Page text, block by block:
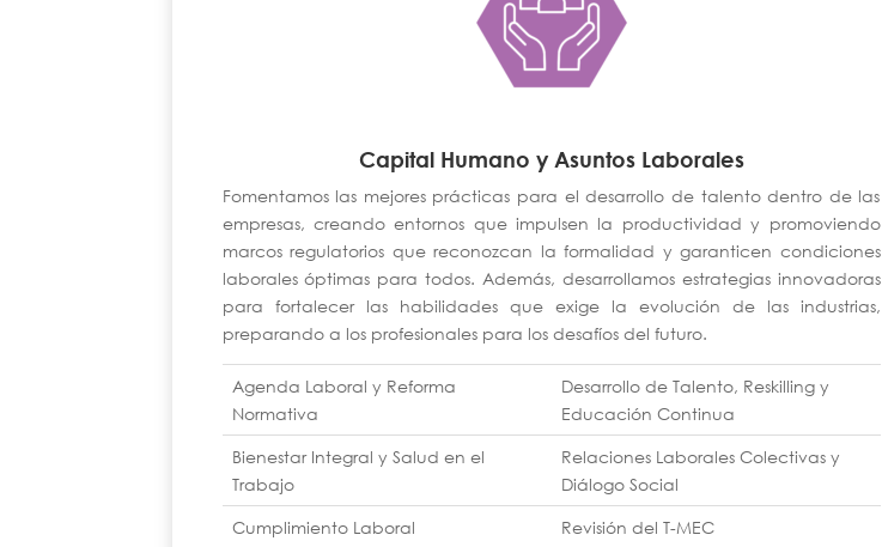
Capital Humano y Asuntos Laborales
Fomentamos las mejores prácticas para el desarrollo de talento dentro de las
empresas, creando entornos que impulsen la productividad y promoviendo
marcos regulatorios que reconozcan la formalidad y garanticen condiciones
laborales óptimas para todos. Además, desarrollamos estrategias innovadoras
para fortalecer las habilidades que exige la evolución de las industrias,
preparando a los profesionales para los desafíos del futuro.
Agenda Laboral y Reforma
Normativa
Desarrollo de Talento, Reskilling y
Educación Continua
Bienestar Integral y Salud en el
Trabajo
Relaciones Laborales Colectivas y
Diálogo Social
Cumplimiento Laboral
Revisión del T-MEC